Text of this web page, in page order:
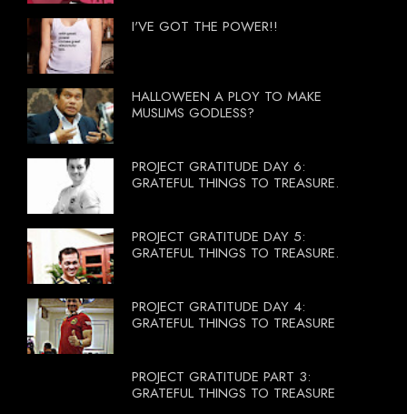
I'VE GOT THE POWER!!
HALLOWEEN A PLOY TO MAKE
MUSLIMS GODLESS?
PROJECT GRATITUDE DAY 6:
GRATEFUL THINGS TO TREASURE.
PROJECT GRATITUDE DAY 5:
GRATEFUL THINGS TO TREASURE.
PROJECT GRATITUDE DAY 4:
GRATEFUL THINGS TO TREASURE
PROJECT GRATITUDE PART 3:
GRATEFUL THINGS TO TREASURE